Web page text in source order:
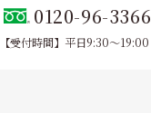
0120-96-3366
【受付時間】平日9:30～19:00